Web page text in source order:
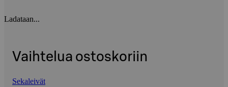
Ladataan...
Vaihtelua ostoskoriin
Sekaleivät